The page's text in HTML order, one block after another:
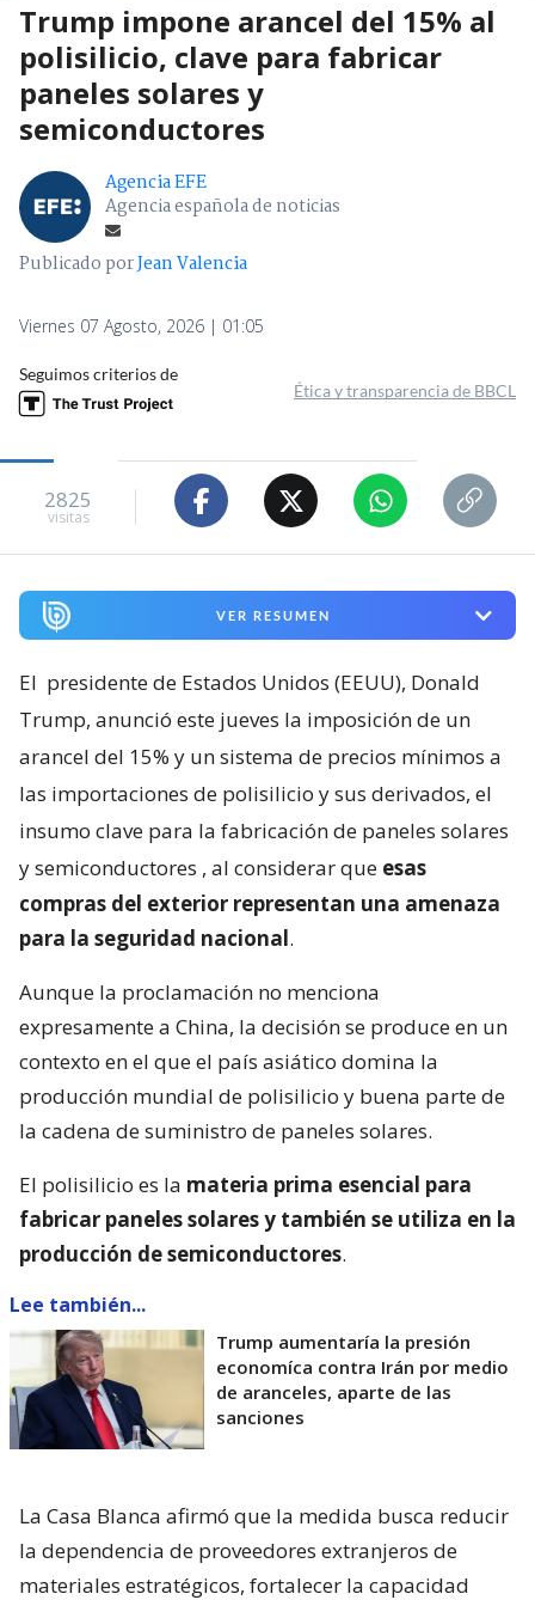
Trump impone arancel del 15% al
polisilicio, clave para fabricar
paneles solares y
semiconductores
Agencia EFE
Agencia española de noticias
Publicado porJean Valencia
Viernes 07 Agosto, 2026 | 01:05
Seguimos criterios de
Ética y transparencia de BBCL
2825
visitas
VER RESUMEN
El presidente de Estados Unidos (EEUU), Donald
Trump, anunció este jueves la imposición de un
arancel del 15% y un sistema de precios mínimos a
las importaciones de polisilicio y sus derivados, el
insumo clave para la fabricación de paneles solares
y semiconductores , al considerar que esas
compras del exterior representan una amenaza
para la seguridad nacional.
Aunque la proclamación no menciona
expresamente a China, la decisión se produce en un
contexto en el que el país asiático domina la
producción mundial de polisilicio y buena parte de
la cadena de suministro de paneles solares.
El polisilicio es la materia prima esencial para
fabricar paneles solares y también se utiliza en la
producción de semiconductores.
Lee también...
Trump aumentaría la presión
economíca contra Irán por medio
de aranceles, aparte de las
sanciones
La Casa Blanca afirmó que la medida busca reducir
la dependencia de proveedores extranjeros de
materiales estratégicos, fortalecer la capacidad